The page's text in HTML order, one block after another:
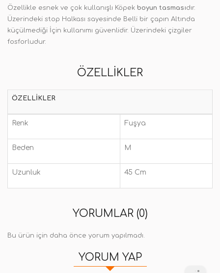
Özellikle esnek ve çok kullanışlı Köpek boyun tasmasıdır.
Üzerindeki stop Halkası sayesinde Belli bir çapın Altında
küçülmediği İçin kullanımı güvenlidir. Üzerindeki çizgiler
fosforludur.
ÖZELLIKLER
ÖZELLIKLER
Renk Fuşya
Beden M
Uzunluk 45 Cm
YORUMLAR (0)
Bu ürün için daha önce yorum yapılmadı.
YORUM YAP